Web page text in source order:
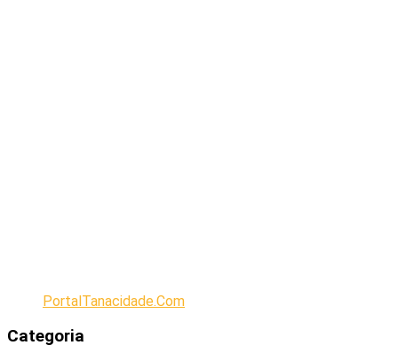
PortalTanacidade.Com
Categoria